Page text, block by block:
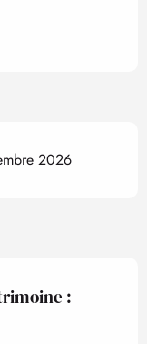
2026
: